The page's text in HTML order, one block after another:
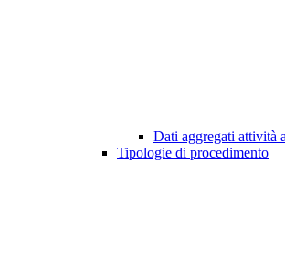
Dati aggregati attività
Tipologie di procedimento